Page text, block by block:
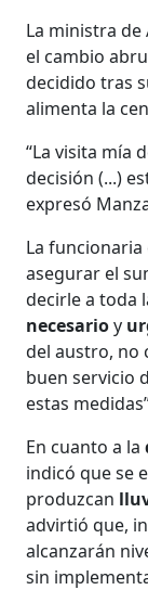
La ministra
el cambio
decidido tras
alimenta la
“La visita mía
decisión (...)
expresó
La
asegurar el
decirle a toda
necesarioy
del austro, no
buen servicio
estas
En cuanto a la
indicó que se
produzcan
advirtió que,
alcanzarán
sin